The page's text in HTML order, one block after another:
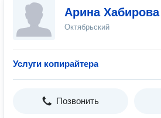
Арина Хабирова
Октябрьский
Услуги копирайтера
Позвонить